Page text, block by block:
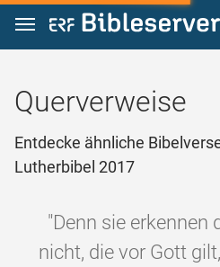
Zum Inhalt springen
Querverweise
Entdecke ähnliche
Lutherbibel 2017
"Denn sie erkennen
nicht, die vor Gott